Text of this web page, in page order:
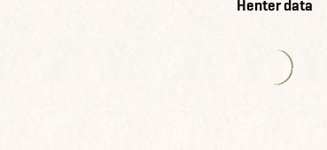
Henter data